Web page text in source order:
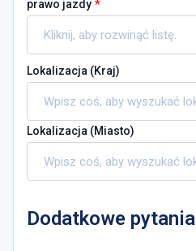
prawo jazdy *
Lokalizacja (Kraj)
Lokalizacja (Miasto)
Dodatkowe pytania